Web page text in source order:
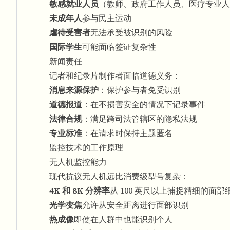
敏感就业人员 （教师、政府工作人员、医疗专业人
未成年人参与民主运动
虐待受害者无法承受被识别的风险
国际学生可能面临签证复杂性
新闻责任
记者和纪录片制作者面临道德义务：
消息来源保护 ：保护参与者免受识别
道德报道 ：在不损害安全的情况下记录事件
法律合规：满足跨司法管辖区的隐私法规
专业标准 ：在请求时保持主题匿名
监控技术的工作原理
无人机监控能力
现代抗议无人机远比消费级型号复杂：
4K 和 8K 分辨率从 100 英尺以上捕捉精细的面部
光学变焦允许从安全距离进行面部识别
热成像即使在人群中也能识别个人